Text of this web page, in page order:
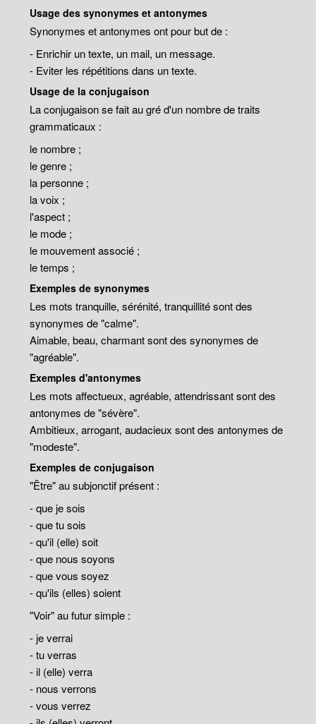
Usage des synonymes et antonymes
Synonymes et antonymes ont pour but de :
- Enrichir un texte, un mail, un message.
- Eviter les répétitions dans un texte.
Usage de la conjugaison
La conjugaison se fait au gré d'un nombre de traits
grammaticaux :
le nombre ;
le genre ;
la personne ;
la voix ;
l'aspect ;
le mode ;
le mouvement associé ;
le temps ;
Exemples de synonymes
Les mots tranquille, sérénité, tranquillité sont des
synonymes de "calme".
Aimable, beau, charmant sont des synonymes de
"agréable".
Exemples d'antonymes
Les mots affectueux, agréable, attendrissant sont des
antonymes de "sévère".
Ambitieux, arrogant, audacieux sont des antonymes de
"modeste".
Exemples de conjugaison
"Être" au subjonctif présent :
- que je sois
- que tu sois
- qu'il (elle) soit
- que nous soyons
- que vous soyez
- qu'ils (elles) soient
"Voir" au futur simple :
- je verrai
- tu verras
- il (elle) verra
- nous verrons
- vous verrez